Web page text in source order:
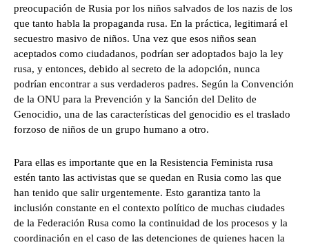
preocupación de Rusia por los niños salvados de los nazis de los
que tanto habla la propaganda rusa. En la práctica, legitimará el
secuestro masivo de niños. Una vez que esos niños sean
aceptados como ciudadanos, podrían ser adoptados bajo la ley
rusa, y entonces, debido al secreto de la adopción, nunca
podrían encontrar a sus verdaderos padres. Según la Convención
de la ONU para la Prevención y la Sanción del Delito de
Genocidio, una de las características del genocidio es el traslado
forzoso de niños de un grupo humano a otro.
Para ellas es importante que en la Resistencia Feminista rusa
estén tanto las activistas que se quedan en Rusia como las que
han tenido que salir urgentemente. Esto garantiza tanto la
inclusión constante en el contexto político de muchas ciudades
de la Federación Rusa como la continuidad de los procesos y la
coordinación en el caso de las detenciones de quienes hacen la